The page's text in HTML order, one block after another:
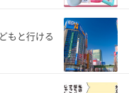
もと行ける